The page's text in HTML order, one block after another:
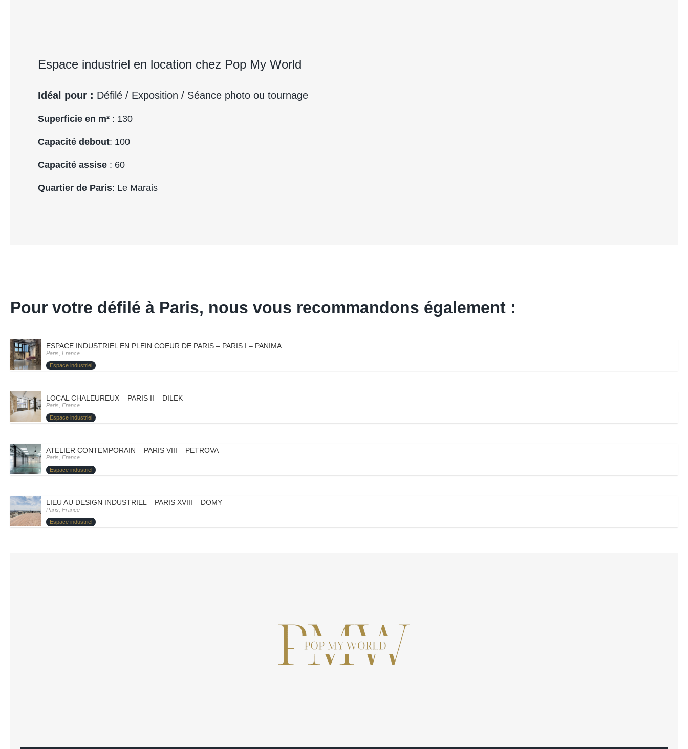
Espace industriel en location chez Pop My World
Idéal pour : Défilé / Exposition / Séance photo ou tournage
Superficie en m² : 130
Capacité debout: 100
Capacité assise : 60
Quartier de Paris: Le Marais
Pour votre défilé à Paris, nous vous recommandons également :
ESPACE INDUSTRIEL EN PLEIN COEUR DE PARIS – PARIS I – PANIMA
Paris, France
Espace industriel
LOCAL CHALEUREUX – PARIS II – DILEK
Paris, France
Espace industriel
ATELIER CONTEMPORAIN – PARIS VIII – PETROVA
Paris, France
Espace industriel
LIEU AU DESIGN INDUSTRIEL – PARIS XVIII – DOMY
Paris, France
Espace industriel